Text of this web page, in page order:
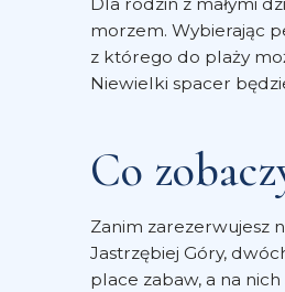
Dla rodzin z małymi
morzem. Wybierając
z którego do plaży
Niewielki spacer
Co
Zanim zarezerwujesz
Jastrzębiej Góry,
place zabaw, a na